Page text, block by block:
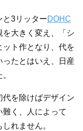
と3リッターDOHC
大きく変え、「シ
ト作となり、代を
ったとはいえ、日産
を除けばデザイン
く、人によって
れません。